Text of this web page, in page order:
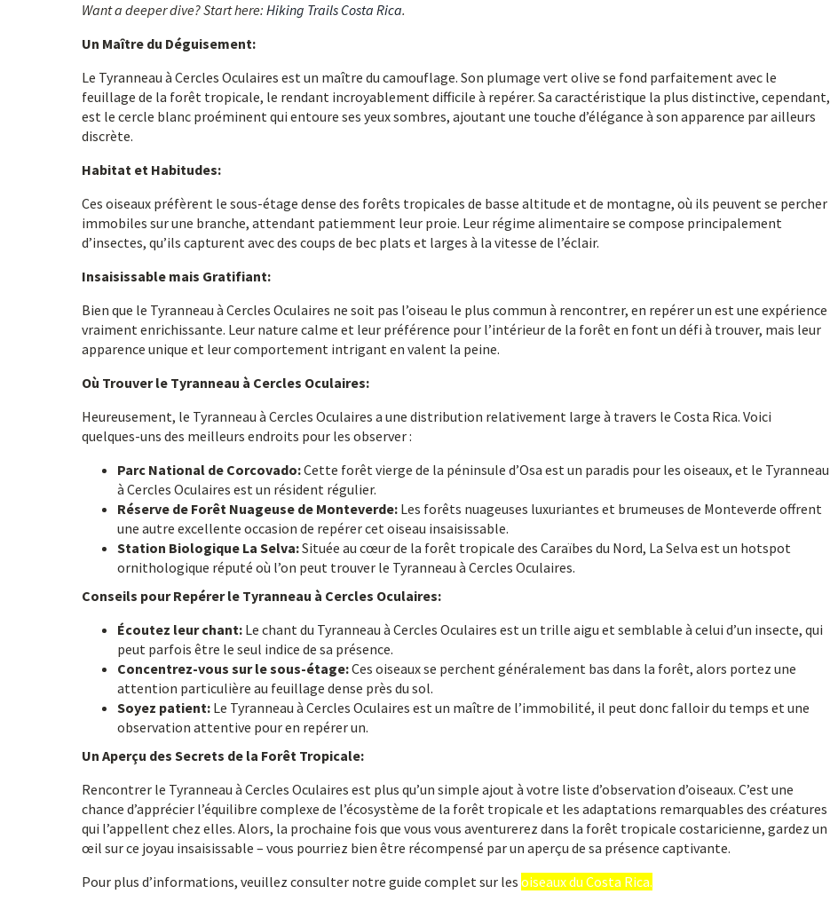
Want a deeper dive? Start here: Hiking Trails Costa Rica.
Un Maître du Déguisement:
Le Tyranneau à Cercles Oculaires est un maître du camouflage. Son plumage vert olive se fond parfaitement avec le
feuillage de la forêt tropicale, le rendant incroyablement difficile à repérer. Sa caractéristique la plus distinctive, cependant,
est le cercle blanc proéminent qui entoure ses yeux sombres, ajoutant une touche d’élégance à son apparence par ailleurs
discrète.
Habitat et Habitudes:
Ces oiseaux préfèrent le sous-étage dense des forêts tropicales de basse altitude et de montagne, où ils peuvent se percher
immobiles sur une branche, attendant patiemment leur proie. Leur régime alimentaire se compose principalement
d’insectes, qu’ils capturent avec des coups de bec plats et larges à la vitesse de l’éclair.
Insaisissable mais Gratifiant:
Bien que le Tyranneau à Cercles Oculaires ne soit pas l’oiseau le plus commun à rencontrer, en repérer un est une expérience
vraiment enrichissante. Leur nature calme et leur préférence pour l’intérieur de la forêt en font un défi à trouver, mais leur
apparence unique et leur comportement intrigant en valent la peine.
Où Trouver le Tyranneau à Cercles Oculaires:
Heureusement, le Tyranneau à Cercles Oculaires a une distribution relativement large à travers le Costa Rica. Voici
quelques-uns des meilleurs endroits pour les observer :
Parc National de Corcovado:Cette forêt vierge de la péninsule d’Osa est un paradis pour les oiseaux, et le Tyranneau
à Cercles Oculaires est un résident régulier.
Réserve de Forêt Nuageuse de Monteverde: Les forêts nuageuses luxuriantes et brumeuses de Monteverde offrent
une autre excellente occasion de repérer cet oiseau insaisissable.
Station Biologique La Selva:Située au cœur de la forêt tropicale des Caraïbes du Nord, La Selva est un hotspot
ornithologique réputé où l’on peut trouver le Tyranneau à Cercles Oculaires.
Conseils pour Repérer le Tyranneau à Cercles Oculaires:
Écoutez leur chant: Le chant du Tyranneau à Cercles Oculaires est un trille aigu et semblable à celui d’un insecte, qui
peut parfois être le seul indice de sa présence.
Concentrez-vous sur le sous-étage:Ces oiseaux se perchent généralement bas dans la forêt, alors portez une
attention particulière au feuillage dense près du sol.
Soyez patient: Le Tyranneau à Cercles Oculaires est un maître de l’immobilité, il peut donc falloir du temps et une
observation attentive pour en repérer un.
Un Aperçu des Secrets de la Forêt Tropicale:
Rencontrer le Tyranneau à Cercles Oculaires est plus qu’un simple ajout à votre liste d’observation d’oiseaux. C’est une
chance d’apprécier l’équilibre complexe de l’écosystème de la forêt tropicale et les adaptations remarquables des créatures
qui l’appellent chez elles. Alors, la prochaine fois que vous vous aventurerez dans la forêt tropicale costaricienne, gardez un
œil sur ce joyau insaisissable – vous pourriez bien être récompensé par un aperçu de sa présence captivante.
Pour plus d’informations, veuillez consulter notre guide complet sur les oiseaux du Costa Rica.